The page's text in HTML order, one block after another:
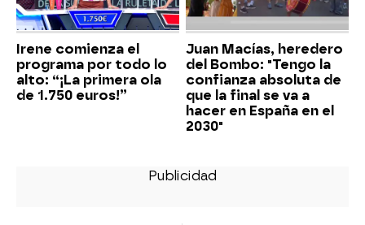
Irene comienza el
programa por todo lo
alto: “¡La primera ola
de 1.750 euros!”
Juan Macías, heredero
del Bombo: "Tengo la
confianza absoluta de
que la final se va a
hacer en España en el
2030"